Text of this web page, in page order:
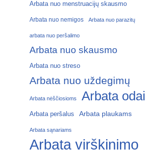
Arbata nuo menstruacijų skausmo
Arbata nuo nemigos Arbata nuo parazitų
arbata nuo peršalimo
Arbata nuo skausmo
Arbata nuo streso
Arbata nuo uždegimų
Arbata nėščiosioms Arbata odai
Arbata peršalus Arbata plaukams
Arbata sąnariams
Arbata virškinimo